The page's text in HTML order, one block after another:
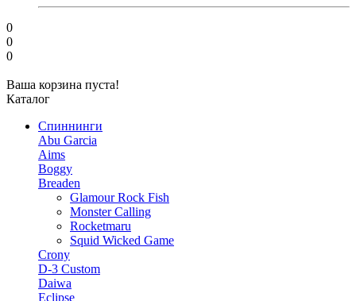
0
0
0
Ваша корзина пуста!
Каталог
Спиннинги
Abu Garcia
Aims
Boggy
Breaden
Glamour Rock Fish
Monster Calling
Rocketmaru
Squid Wicked Game
Crony
D-3 Custom
Daiwa
Eclipse